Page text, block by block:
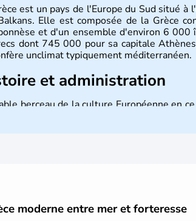
est un pays de l'Europe du Sud situé
Elle est composée de la Grèce
et d'un ensemble d'environ 6
dont 745 000 pour sa capitale
unclimat typiquement méditerranéen.
et administration
berceau de la culture Européenne en
moderne entre mer et forteresse